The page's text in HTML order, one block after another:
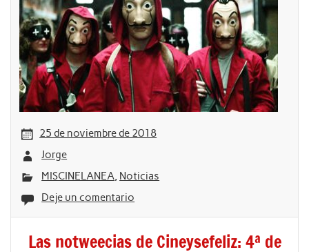
25 de noviembre de 2018
Jorge
MISCINELANEA, Noticias
Deje un comentario
Las notweecias de Cineysefeliz: 4ª de